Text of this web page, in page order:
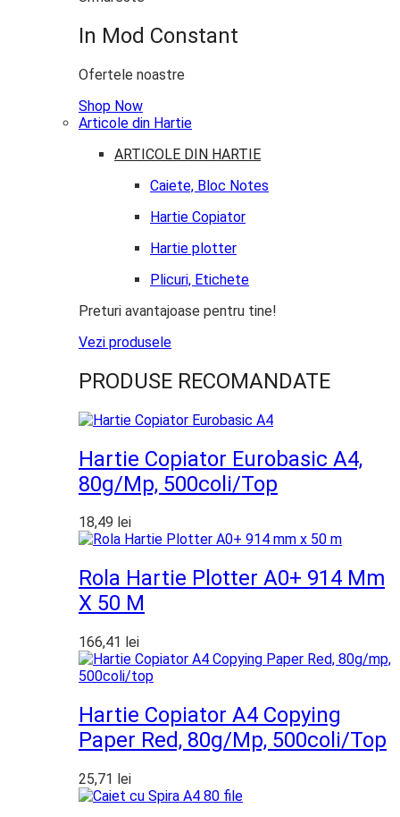
In Mod Constant
Ofertele noastre
Shop Now
Articole din Hartie
ARTICOLE DIN HARTIE
Caiete, Bloc Notes
Hartie Copiator
Hartie plotter
Plicuri, Etichete
Preturi avantajoase pentru tine!
Vezi produsele
PRODUSE RECOMANDATE
Hartie Copiator Eurobasic A4,
80g/mp, 500coli/top
18,49 lei
Rola Hartie Plotter A0+ 914 Mm
X 50 M
166,41 lei
Hartie Copiator A4 Copying
Paper Red, 80g/mp, 500coli/top
25,71 lei